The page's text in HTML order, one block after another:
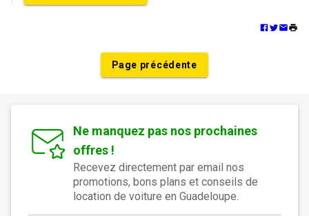
Page précédente
Ne manquez pas nos prochaines
offres !
Recevez directement par email nos
promotions, bons plans et conseils de
location de voiture en Guadeloupe.